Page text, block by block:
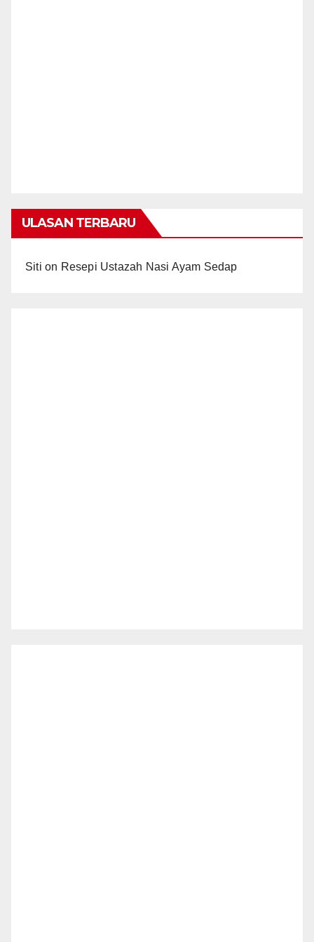
ULASAN TERBARU
Siti on Resepi Ustazah Nasi Ayam Sedap